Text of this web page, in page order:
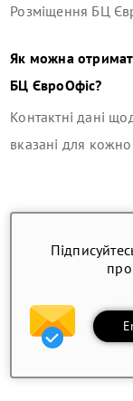
Розміщення БЦ
Як можна
БЦ ЄвроОфіс?
Контактні дані
вказані для